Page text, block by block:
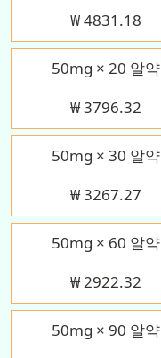
₩4831.18
50mg × 20 알약
₩3796.32
50mg × 30 알약
₩3267.27
50mg × 60 알약
₩2922.32
50mg × 90 알약